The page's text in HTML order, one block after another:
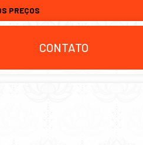
PREÇOS
CONTATO